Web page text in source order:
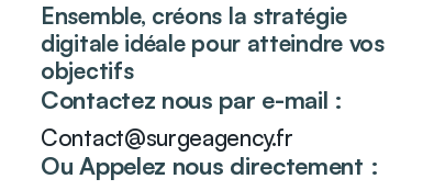
Ensemble, créons la stratégie
digitale idéale pour atteindre vos
objectifs
Contactez nous par e-mail :
Contact@surgeagency.fr
Ou Appelez nous directement :